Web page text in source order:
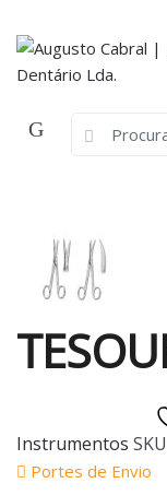
navigation
content
Search
Instrumentos
Portes de Envio